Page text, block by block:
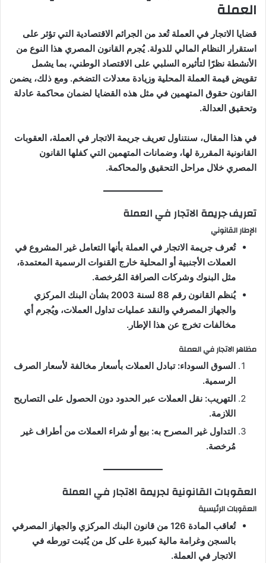
العملة
قضايا الاتجار في العملة تُعد من الجرائم الاقتصادية التي تؤثر على
استقرار النظام المالي للدولة. يُجرم القانون المصري هذا النوع من
الأنشطة نظرًا لتأثيره السلبي على الاقتصاد الوطني، بما يشمل
تقويض قيمة العملة المحلية وزيادة معدلات التضخم. ومع ذلك، يضمن
القانون حقوق المتهمين في مثل هذه القضايا لضمان محاكمة عادلة
وتحقيق العدالة.
في هذا المقال، سنتناول تعريف جريمة الاتجار في العملة، العقوبات
القانونية المقررة لها، وضمانات المتهمين التي كفلها القانون
المصري خلال مراحل التحقيق والمحاكمة.
تعريف جريمة الاتجار في العملة
الإطار القانوني
تُعرف جريمة الاتجار في العملة بأنها التعامل غير المشروع في
العملات الأجنبية أو المحلية خارج القنوات الرسمية المعتمدة،
مثل البنوك وشركات الصرافة المُرخصة.
يُنظم القانون رقم 88 لسنة 2003 بشأن البنك المركزي
والجهاز المصرفي والنقد عمليات تداول العملات، ويُجرم أي
مخالفات تخرج عن هذا الإطار.
مظاهر الاتجار في العملة
السوق السوداء: تبادل العملات بأسعار مخالفة لأسعار الصرف
الرسمية.
التهريب: نقل العملات عبر الحدود دون الحصول على التصاريح
اللازمة.
التداول غير المصرح به: بيع أو شراء العملات من أطراف غير
مُرخصة.
العقوبات القانونية لجريمة الاتجار في العملة
العقوبات الرئيسية
تُعاقب المادة 126 من قانون البنك المركزي والجهاز المصرفي
بالسجن وغرامة مالية كبيرة على كل من يُثبت تورطه في
الاتجار في العملة.